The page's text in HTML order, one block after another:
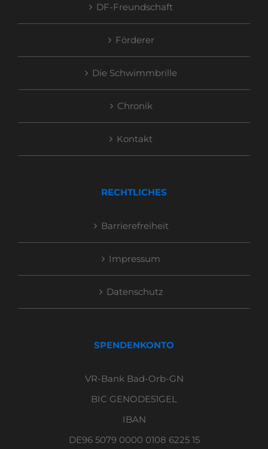
DF-Freundschaft
Förderer
Die Schwimmbrille
Chronik
Kontakt
RECHTLICHES
Barrierefreiheit
Impressum
Datenschutz
SPENDENKONTO
VR-Bank Bad-Orb-GN
BIC GENODE51GEL
IBAN
DE96 5079 0000 0108 6225 15